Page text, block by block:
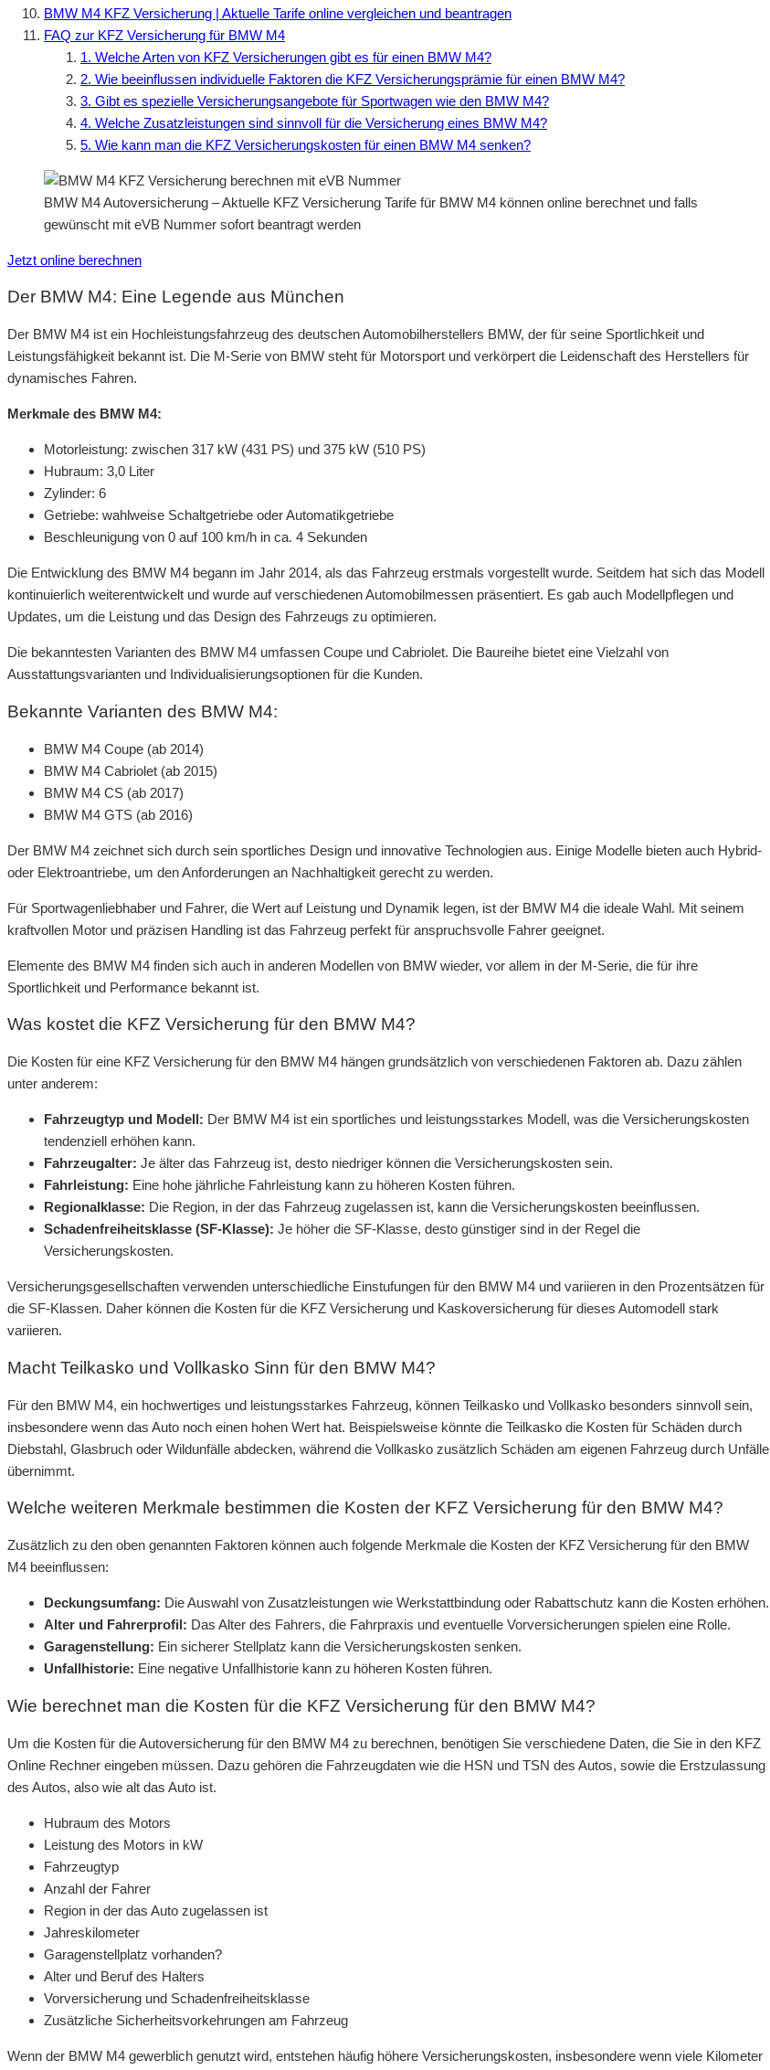
BMW M4 KFZ Versicherung | Aktuelle Tarife online vergleichen und beantragen
FAQ zur KFZ Versicherung für BMW M4
1. Welche Arten von KFZ Versicherungen gibt es für einen BMW M4?
2. Wie beeinflussen individuelle Faktoren die KFZ Versicherungsprämie für einen BMW M4?
3. Gibt es spezielle Versicherungsangebote für Sportwagen wie den BMW M4?
4. Welche Zusatzleistungen sind sinnvoll für die Versicherung eines BMW M4?
5. Wie kann man die KFZ Versicherungskosten für einen BMW M4 senken?
BMW M4 Autoversicherung – Aktuelle KFZ Versicherung Tarife für BMW M4 können online berechnet und falls
gewünscht mit eVB Nummer sofort beantragt werden
Jetzt online berechnen
Der BMW M4: Eine Legende aus München
Der BMW M4 ist ein Hochleistungsfahrzeug des deutschen Automobilherstellers BMW, der für seine Sportlichkeit und
Leistungsfähigkeit bekannt ist. Die M-Serie von BMW steht für Motorsport und verkörpert die Leidenschaft des Herstellers für
dynamisches Fahren.
Merkmale des BMW M4:
Motorleistung: zwischen 317 kW (431 PS) und 375 kW (510 PS)
Hubraum: 3,0 Liter
Zylinder: 6
Getriebe: wahlweise Schaltgetriebe oder Automatikgetriebe
Beschleunigung von 0 auf 100 km/h in ca. 4 Sekunden
Die Entwicklung des BMW M4 begann im Jahr 2014, als das Fahrzeug erstmals vorgestellt wurde. Seitdem hat sich das Modell
kontinuierlich weiterentwickelt und wurde auf verschiedenen Automobilmessen präsentiert. Es gab auch Modellpflegen und
Updates, um die Leistung und das Design des Fahrzeugs zu optimieren.
Die bekanntesten Varianten des BMW M4 umfassen Coupe und Cabriolet. Die Baureihe bietet eine Vielzahl von
Ausstattungsvarianten und Individualisierungsoptionen für die Kunden.
Bekannte Varianten des BMW M4:
BMW M4 Coupe (ab 2014)
BMW M4 Cabriolet (ab 2015)
BMW M4 CS (ab 2017)
BMW M4 GTS (ab 2016)
Der BMW M4 zeichnet sich durch sein sportliches Design und innovative Technologien aus. Einige Modelle bieten auch Hybrid-
oder Elektroantriebe, um den Anforderungen an Nachhaltigkeit gerecht zu werden.
Für Sportwagenliebhaber und Fahrer, die Wert auf Leistung und Dynamik legen, ist der BMW M4 die ideale Wahl. Mit seinem
kraftvollen Motor und präzisen Handling ist das Fahrzeug perfekt für anspruchsvolle Fahrer geeignet.
Elemente des BMW M4 finden sich auch in anderen Modellen von BMW wieder, vor allem in der M-Serie, die für ihre
Sportlichkeit und Performance bekannt ist.
Was kostet die KFZ Versicherung für den BMW M4?
Die Kosten für eine KFZ Versicherung für den BMW M4 hängen grundsätzlich von verschiedenen Faktoren ab. Dazu zählen
unter anderem:
Fahrzeugtyp und Modell: Der BMW M4 ist ein sportliches und leistungsstarkes Modell, was die Versicherungskosten
tendenziell erhöhen kann.
Fahrzeugalter: Je älter das Fahrzeug ist, desto niedriger können die Versicherungskosten sein.
Fahrleistung: Eine hohe jährliche Fahrleistung kann zu höheren Kosten führen.
Regionalklasse: Die Region, in der das Fahrzeug zugelassen ist, kann die Versicherungskosten beeinflussen.
Schadenfreiheitsklasse (SF-Klasse): Je höher die SF-Klasse, desto günstiger sind in der Regel die
Versicherungskosten.
Versicherungsgesellschaften verwenden unterschiedliche Einstufungen für den BMW M4 und variieren in den Prozentsätzen für
die SF-Klassen. Daher können die Kosten für die KFZ Versicherung und Kaskoversicherung für dieses Automodell stark
variieren.
Macht Teilkasko und Vollkasko Sinn für den BMW M4?
Für den BMW M4, ein hochwertiges und leistungsstarkes Fahrzeug, können Teilkasko und Vollkasko besonders sinnvoll sein,
insbesondere wenn das Auto noch einen hohen Wert hat. Beispielsweise könnte die Teilkasko die Kosten für Schäden durch
Diebstahl, Glasbruch oder Wildunfälle abdecken, während die Vollkasko zusätzlich Schäden am eigenen Fahrzeug durch Unfälle
übernimmt.
Welche weiteren Merkmale bestimmen die Kosten der KFZ Versicherung für den BMW M4?
Zusätzlich zu den oben genannten Faktoren können auch folgende Merkmale die Kosten der KFZ Versicherung für den BMW
M4 beeinflussen:
Deckungsumfang: Die Auswahl von Zusatzleistungen wie Werkstattbindung oder Rabattschutz kann die Kosten erhöhen.
Alter und Fahrerprofil: Das Alter des Fahrers, die Fahrpraxis und eventuelle Vorversicherungen spielen eine Rolle.
Garagenstellung: Ein sicherer Stellplatz kann die Versicherungskosten senken.
Unfallhistorie: Eine negative Unfallhistorie kann zu höheren Kosten führen.
Wie berechnet man die Kosten für die KFZ Versicherung für den BMW M4?
Um die Kosten für die Autoversicherung für den BMW M4 zu berechnen, benötigen Sie verschiedene Daten, die Sie in den KFZ
Online Rechner eingeben müssen. Dazu gehören die Fahrzeugdaten wie die HSN und TSN des Autos, sowie die Erstzulassung
des Autos, also wie alt das Auto ist.
Hubraum des Motors
Leistung des Motors in kW
Fahrzeugtyp
Anzahl der Fahrer
Region in der das Auto zugelassen ist
Jahreskilometer
Garagenstellplatz vorhanden?
Alter und Beruf des Halters
Vorversicherung und Schadenfreiheitsklasse
Zusätzliche Sicherheitsvorkehrungen am Fahrzeug
Wenn der BMW M4 gewerblich genutzt wird, entstehen häufig höhere Versicherungskosten, insbesondere wenn viele Kilometer